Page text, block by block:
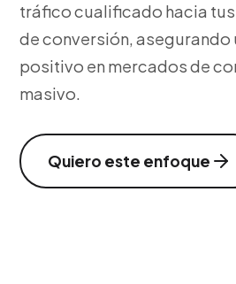
tráfico cualificado hacia
de conversión, asegurando
positivo en mercados de
masivo.
Quiero este enfoque